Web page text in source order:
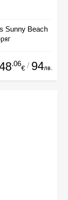
Sunny Beach
.06
€ / 94лв.